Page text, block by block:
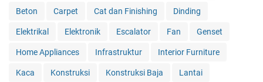
Beton Carpet Cat dan Finishing Dinding
Elektrikal Elektronik Escalator Fan Genset
Home Appliances Infrastruktur Interior Furniture
Kaca Konstruksi Konstruksi Baja Lantai